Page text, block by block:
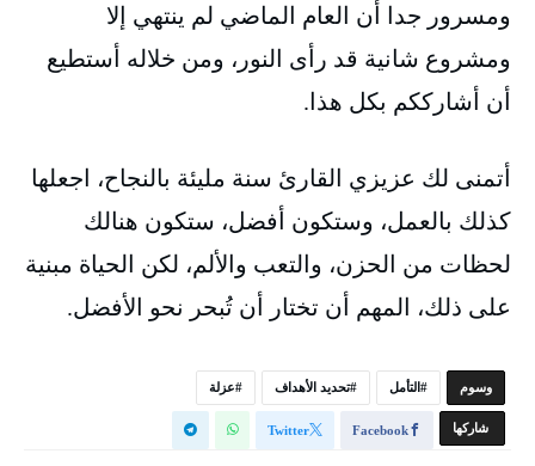
ومسرور جدا أن العام الماضي لم ينتهي إلا
ومشروع شانية قد رأى النور، ومن خلاله أستطيع
أن أشارككم بكل هذا.
أتمنى لك عزيزي القارئ سنة مليئة بالنجاح، اجعلها
كذلك بالعمل، وستكون أفضل، ستكون هنالك
لحظات من الحزن، والتعب والألم، لكن الحياة مبنية
على ذلك، المهم أن تختار أن تُبحر نحو الأفضل.
‫‫‫‫وسوم‬ التأمل تحديد الأهداف عزلة
‫‫ شاركها‬ Facebook
Twitter